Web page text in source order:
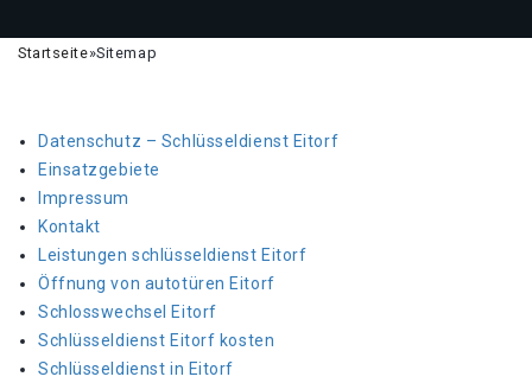
Startseite»Sitemap
Datenschutz – Schlüsseldienst Eitorf
Einsatzgebiete
Impressum
Kontakt
Leistungen schlüsseldienst Eitorf
Öffnung von autotüren Eitorf
Schlosswechsel Eitorf
Schlüsseldienst Eitorf kosten
Schlüsseldienst in Eitorf